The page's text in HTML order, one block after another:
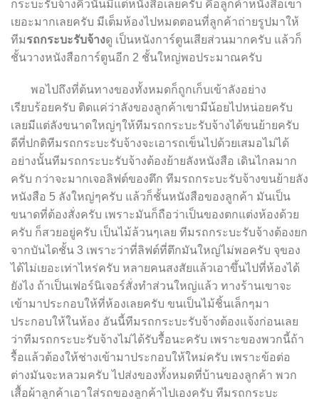
กระบะรับจ้างคิวนั้นมีแต่หนังสือเลยครับ คือลูกค้าหนังสือเขา
เยอะมากเลยครับ มีเต็มห้องไปหมดตอนที่ลูกค้าถ่ายรูปมาให้
ทีมรถกระบะรับจ้างดู เป็นหนังการ์ตูนเสียส่วนมากครับ แล้วก็
ชั้นวางหนังสือการ์ตูนอีก 2 ชั้นใหญ่พอประมาณครับ
พอไปถึงที่ต้นทางของทั้งหมดก็ถูกเก็บเข้าลังอย่าง
เรียบร้อยครับ ติดแค่ว่าลังของลูกค้าเขามีน้อยไปหน่อยครับ
เลยมีแต่ลังขนาดใหญ่ๆให้ทีมรถกระบะรับจ้างได้ขนย้ายครับ
ดีที่ปกติทีมรถกระบะรับจ้างจะเอารถเข็นไปด้วยเสมอไม่ได้
อย่างนั้นทีมรถกระบะรับจ้างต้องย้ายลังหนังสือ เดินไกลมาก
ครับ กว่าจะมากเจอลิฟต์ของตึก ทีมรถกระบะรับจ้างขนย้ายลัง
หนังสือ 5 ลังใหญ่ๆครับ แล้วก็ชั้นหนังสือของลูกค้า มันเป็น
ขนาดที่ต้องสั่งครับ เพราะมันก็ถือว่าเป็นของตกแต่งห้องด้วย
ครับ ก็สวยอยู่ครับ เป็นไม้ล้วนๆเลย ทีมรถกระบะรับจ้างต้องยก
จากบันไดชั้น 3 เพราะว่าที่ลิฟต์ที่ตึกมันใหญ่ไม่พอครับ จุของ
ได้ไม่เยอะเท่าไหร่ครับ หลายคนสงสัยแล้วเอาขึ้นไปที่ห้องได้
ยังไง ถ้าเป็นเฟอร์นิเจอร์สั่งทำส่วนใหญ่แล้ว ทางร้านเขาจะ
เข้ามาประกอบให้ที่ห้องเลยครับ ขนเป็นไม้ชิ้นเล็กๆมา
ประกอบให้ในห้อง อันนี้ทีมรถกระบะรับจ้างต้องแจ้งก่อนเลย
ว่าทีมรถกระบะรับจ้างไม่ได้รับรื้อนะครับ เพราะของพวกนี้ถ้า
รื้อแล้วต้องให้ช่างเข้ามาประกอบให้ใหม่ครับ เพราะข้อต่อ
ต่างมันจะหลวมครับ ไปส่งของทั้งหมดที่บ้านของลูกค้า พวก
เสื้อผ้าลูกค้าเอาใส่รถของลูกค้าไปเองครับ ทีมรถกระบะ